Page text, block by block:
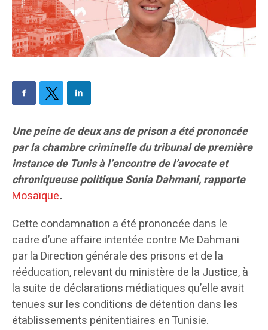
Une peine de deux ans de prison a été prononcée
par la chambre criminelle du tribunal de première
instance de Tunis à l’encontre de l’avocate et
chroniqueuse politique Sonia Dahmani, rapporte
Mosaïque.
Cette condamnation a été prononcée dans le
cadre d’une affaire intentée contre Me Dahmani
par la Direction générale des prisons et de la
rééducation, relevant du ministère de la Justice, à
la suite de déclarations médiatiques qu’elle avait
tenues sur les conditions de détention dans les
établissements pénitentiaires en Tunisie.